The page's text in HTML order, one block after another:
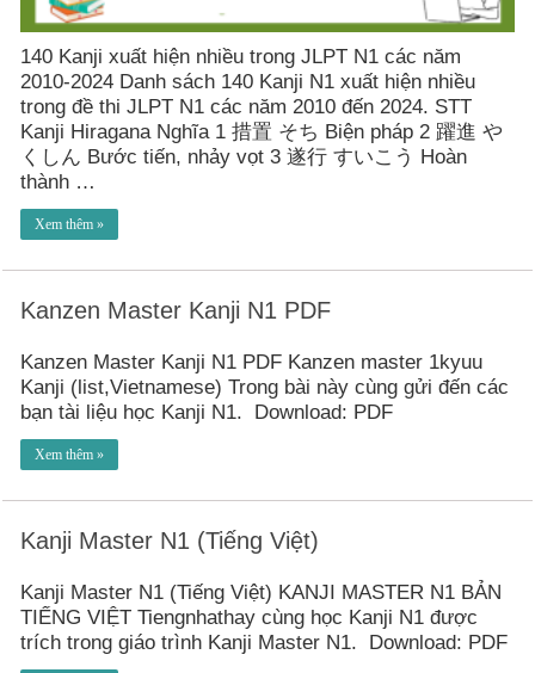
140 Kanji xuất hiện nhiều trong JLPT N1 các năm
2010-2024 Danh sách 140 Kanji N1 xuất hiện nhiều
trong đề thi JLPT N1 các năm 2010 đến 2024. STT
Kanji Hiragana Nghĩa 1 措置 そち Biện pháp 2 躍進 や
くしん Bước tiến, nhảy vọt 3 遂行 すいこう Hoàn
thành …
Xem thêm »
Kanzen Master Kanji N1 PDF
Kanzen Master Kanji N1 PDF Kanzen master 1kyuu
Kanji (list,Vietnamese) Trong bài này cùng gửi đến các
bạn tài liệu học Kanji N1. Download: PDF
Xem thêm »
Kanji Master N1 (Tiếng Việt)
Kanji Master N1 (Tiếng Việt) KANJI MASTER N1 BẢN
TIẾNG VIỆT Tiengnhathay cùng học Kanji N1 được
trích trong giáo trình Kanji Master N1. Download: PDF